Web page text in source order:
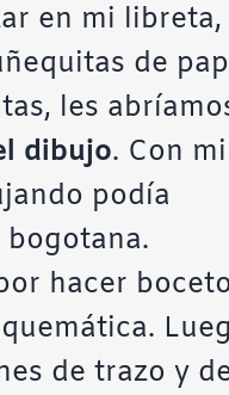
en mi libreta,
de
les
dibujo. Con mi
podía
hacer
de trazo y